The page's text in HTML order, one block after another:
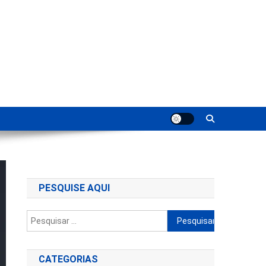
PESQUISE AQUI
Pesquisar
por:
CATEGORIAS